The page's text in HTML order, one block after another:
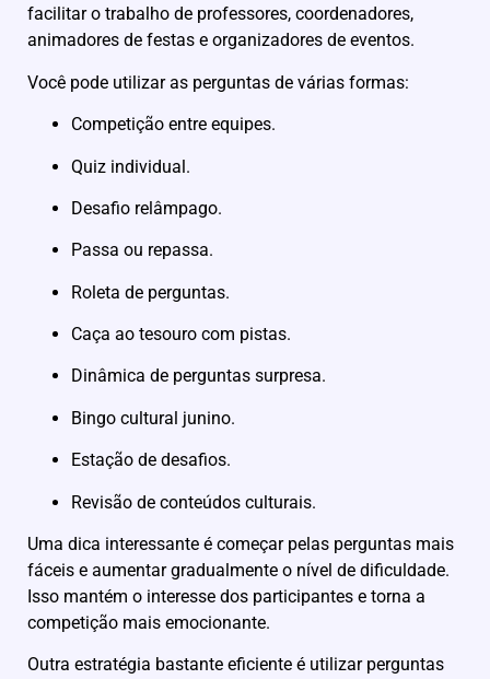
facilitar o trabalho de professores, coordenadores,
animadores de festas e organizadores de eventos.
Você pode utilizar as perguntas de várias formas:
Competição entre equipes.
Quiz individual.
Desafio relâmpago.
Passa ou repassa.
Roleta de perguntas.
Caça ao tesouro com pistas.
Dinâmica de perguntas surpresa.
Bingo cultural junino.
Estação de desafios.
Revisão de conteúdos culturais.
Uma dica interessante é começar pelas perguntas mais
fáceis e aumentar gradualmente o nível de dificuldade.
Isso mantém o interesse dos participantes e torna a
competição mais emocionante.
Outra estratégia bastante eficiente é utilizar perguntas